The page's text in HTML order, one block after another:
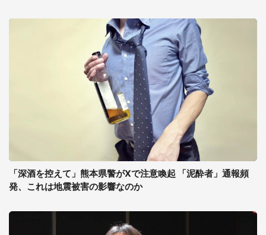
「深酒を控えて」熊本県警がXで注意喚起 「泥酔者」通報頻
発、これは地震被害の影響なのか